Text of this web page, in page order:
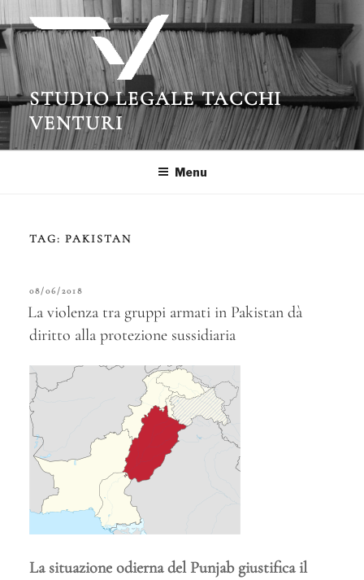
Salta
al
contenuto
STUDIO LEGALE TACCHI
VENTURI
Menu
TAG: PAKISTAN
PUBBLICATO
IL
08/06/2018
La violenza tra gruppi armati in Pakistan dà
diritto alla protezione sussidiaria
La situazione odierna del Punjab giustifica il